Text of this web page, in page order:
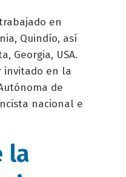
en
Quindío, así
Georgia, USA.
invitado en la
de
nacional e
la